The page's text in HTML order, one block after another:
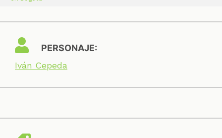
PERSONAJE:
Iván Cepeda